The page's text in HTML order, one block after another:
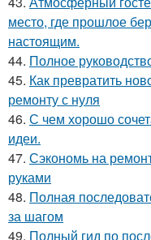
место, где прошлое
настоящим.
44. Полное
45. Как превратить
ремонту с нуля
46. С чем хорошо
идеи.
47. Сэкономь на
руками
48. Полная
за шагом
49. Полный гид по